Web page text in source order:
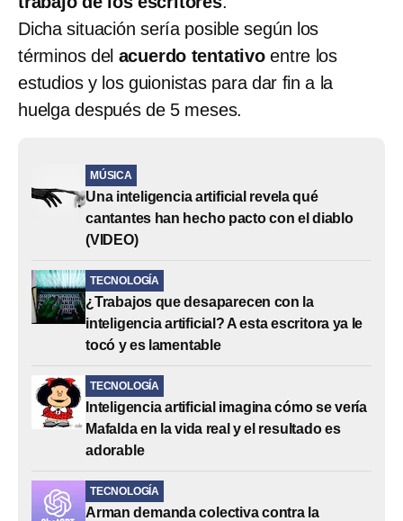
Dicha situación sería posible según los
términos del acuerdo tentativoentre los
estudios y los guionistas para dar fin a la
huelga después de 5 meses.
MÚSICA
Una inteligencia artificial revela qué
cantantes han hecho pacto con el diablo
(VIDEO)
TECNOLOGÍA
¿Trabajos que desaparecen con la
inteligencia artificial? A esta escritora ya le
tocó y es lamentable
TECNOLOGÍA
Inteligencia artificial imagina cómo se vería
Mafalda en la vida real y el resultado es
adorable
TECNOLOGÍA
Arman demanda colectiva contra la